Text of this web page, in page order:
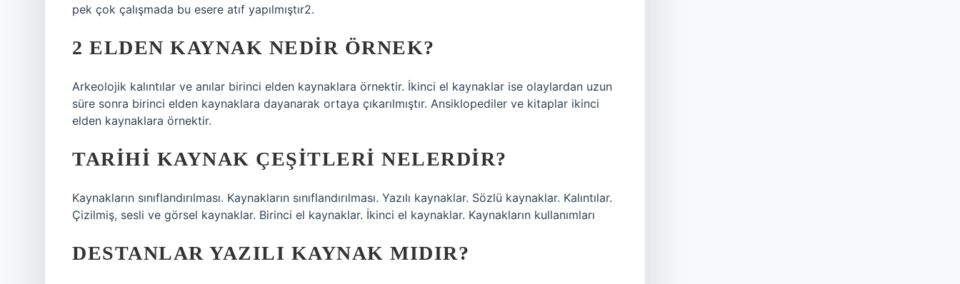
pek çok çalışmada bu esere atıf yapılmıştır2.
2 ELDEN KAYNAK NEDIR ÖRNEK?
Arkeolojik kalıntılar ve anılar birinci elden kaynaklara örnektir. İkinci el kaynaklar ise olaylardan uzun
süre sonra birinci elden kaynaklara dayanarak ortaya çıkarılmıştır. Ansiklopediler ve kitaplar ikinci
elden kaynaklara örnektir.
TARIHI KAYNAK ÇEŞITLERI NELERDIR?
Kaynakların sınıflandırılması. Kaynakların sınıflandırılması. Yazılı kaynaklar. Sözlü kaynaklar. Kalıntılar.
Çizilmiş, sesli ve görsel kaynaklar. Birinci el kaynaklar. İkinci el kaynaklar. Kaynakların kullanımları
DESTANLAR YAZILI KAYNAK MIDIR?